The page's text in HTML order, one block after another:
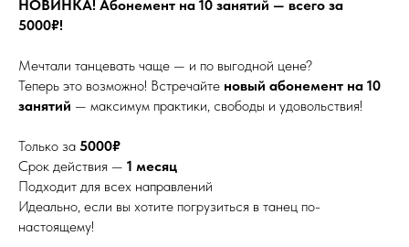
НОВИНКА! Абонемент на 10 занятий — всего за
5000₽!
Мечтали танцевать чаще — и по выгодной цене?
Теперь это возможно! Встречайте новый абонемент на 10
занятий — максимум практики, свободы и удовольствия!
Только за 5000₽
Срок действия — 1 месяц
Подходит для всех направлений
Идеально, если вы хотите погрузиться в танец по-
настоящему!